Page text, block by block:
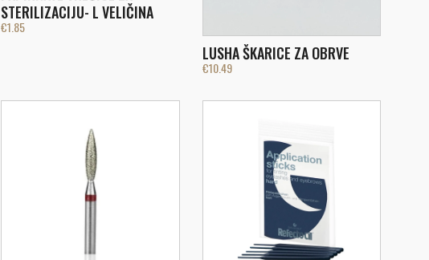
STERILIZACIJU- L VELIČINA
€1.85
LUSHA ŠKARICE ZA OBRVE
€10.49